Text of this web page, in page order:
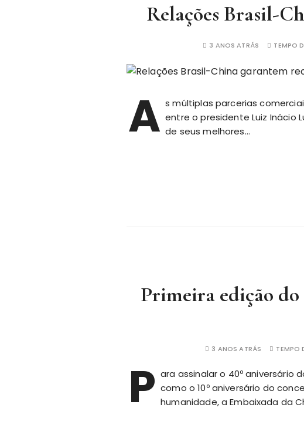
Relações Brasil-
3 ANOS ATRÁS TEMPO
A s múltiplas parcerias
entre o presidente Luiz Inácio
de seus melhores…
Primeira edição
3 ANOS ATRÁS TEMPO
P ara assinalar o 40º aniversário
como o 10º aniversário do
humanidade, a Embaixada da